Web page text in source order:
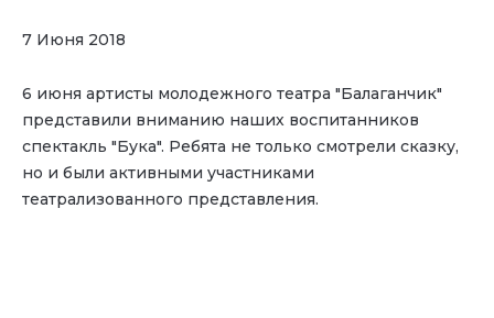
7 Июня 2018
6 июня артисты молодежного театра "Балаганчик"
представили вниманию наших воспитанников
спектакль "Бука". Ребята не только смотрели сказку,
но и были активными участниками
театрализованного представления.